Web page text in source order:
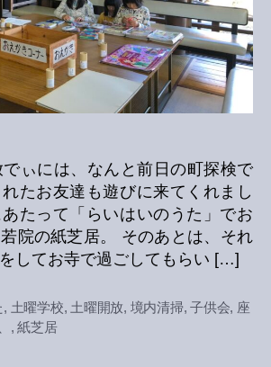
放
で
ぃ
報
告
へ
ぃには、なんと前日の町探検で
たお友達も遊びに来てくれまし
たって「らいはいのうた」でお
院の紙芝居。 そのあとは、それ
してお寺で過ごしてもらい […]
, 土曜学校, 土曜開放, 境内清掃,子供会, 座
,紙芝居